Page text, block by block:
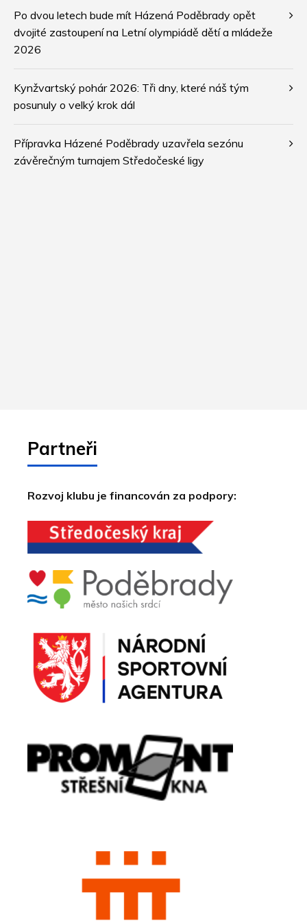
Po dvou letech bude mít Házená Poděbrady opět
dvojité zastoupení na Letní olympiádě dětí a mládeže
2026
Kynžvartský pohár 2026: Tři dny, které náš tým
posunuly o velký krok dál
Přípravka Házené Poděbrady uzavřela sezónu
závěrečným turnajem Středočeské ligy
Partneři
Rozvoj klubu je financován za podpory: